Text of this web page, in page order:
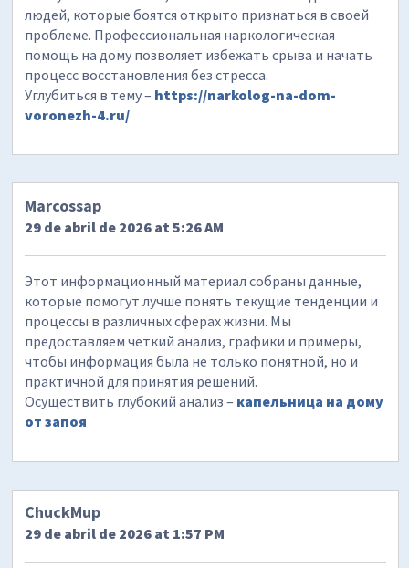
людей, которые боятся открыто признаться в своей
проблеме. Профессиональная наркологическая
помощь на дому позволяет избежать срыва и начать
процесс восстановления без стресса.
Углубиться в тему – https://narkolog-na-dom-
voronezh-4.ru/
Marcossap
29 de abril de 2026 at 5:26 AM
Этот информационный материал собраны данные,
которые помогут лучше понять текущие тенденции и
процессы в различных сферах жизни. Мы
предоставляем четкий анализ, графики и примеры,
чтобы информация была не только понятной, но и
практичной для принятия решений.
Осуществить глубокий анализ – капельница на дому
от запоя
ChuckMup
29 de abril de 2026 at 1:57 PM